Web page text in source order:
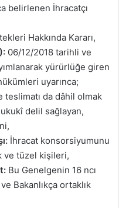
belirlenen İhracatçı
Hakkında Kararı,
06/12/2018 tarihli ve
yürürlüğe giren
uyarınca;
da dâhil olmak
delil sağlayan,
İhracat konsorsiyumunu
ve tüzel kişileri,
Bu Genelgenin 16 ncı
Bakanlıkça ortaklık